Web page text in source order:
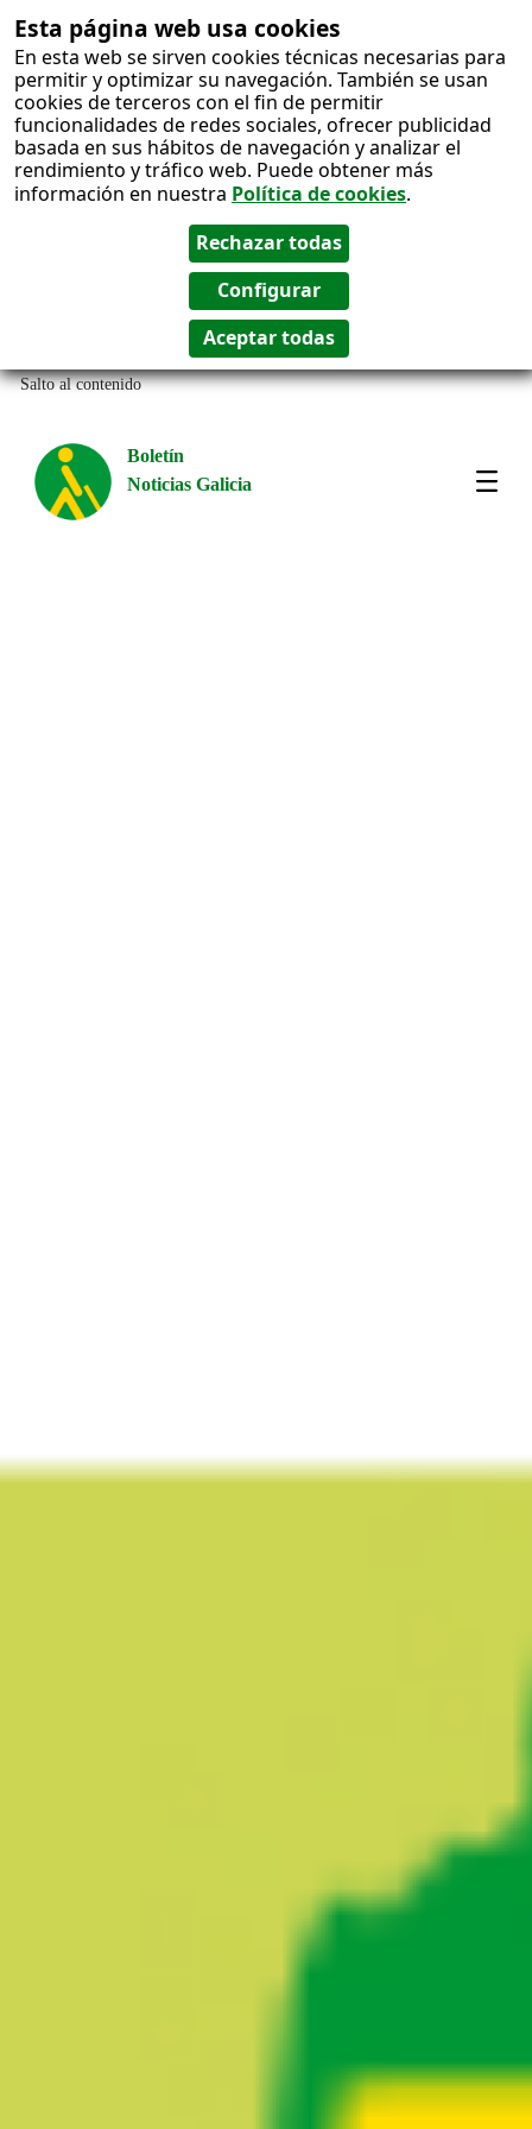
Esta página web usa cookies
En esta web se sirven cookies técnicas necesarias para
permitir y optimizar su navegación. También se usan
cookies de terceros con el fin de permitir
funcionalidades de redes sociales, ofrecer publicidad
basada en sus hábitos de navegación y analizar el
rendimiento y tráfico web. Puede obtener más
información en nuestra Política de cookies.
Salto al contenido
Boletín
Noticias Galicia